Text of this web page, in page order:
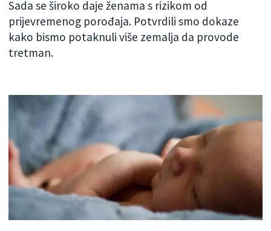
Sada se široko daje ženama s rizikom od
prijevremenog porođaja. Potvrdili smo dokaze
kako bismo potaknuli više zemalja da provode
tretman.